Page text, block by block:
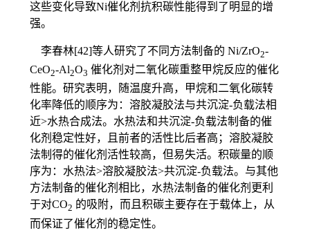
这些变化导致Ni催化剂抗积碳性能得到了明显的增
强。
李春林[42]等人研究了不同方法制备的 Ni/ZrO2-
CeO2-Al2O3 催化剂对二氧化碳重整甲烷反应的催化
性能。研究表明，随温度升高，甲烷和二氧化碳转
化率降低的顺序为：溶胶凝胶法与共沉淀-负载法相
近>水热合成法。水热法和共沉淀-负载法制备的催
化剂稳定性好，且前者的活性比后者高；溶胶凝胶
法制得的催化剂活性较高，但易失活。积碳量的顺
序为：水热法>溶胶凝胶法>共沉淀-负载法。与其他
方法制备的催化剂相比，水热法制备的催化剂更利
于对CO2 的吸附，而且积碳主要存在于载体上，从
而保证了催化剂的稳定性。